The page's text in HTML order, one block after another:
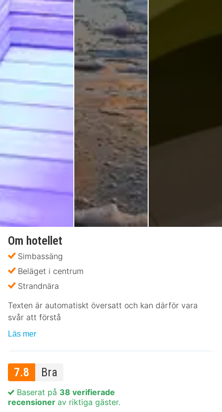
Om hotellet
Simbassäng
Beläget i centrum
Strandnära
Texten är automatiskt översatt och kan därför vara
svår att förstå
Läs mer
7.8 Bra
Baserat på 38 verifierade
recensioner av riktiga gäster.